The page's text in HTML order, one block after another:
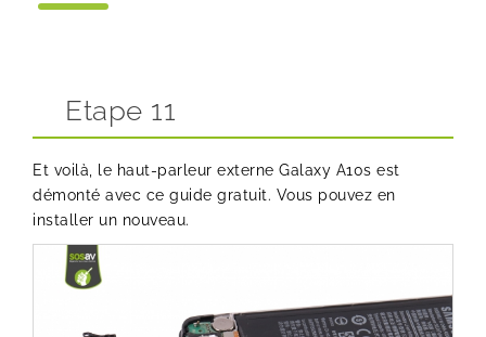
Etape 11
Et voilà, le haut-parleur externe Galaxy A10s est
démonté avec ce guide gratuit. Vous pouvez en
installer un nouveau.